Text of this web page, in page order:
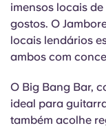
imensos locais
gostos. O
locais lendários
ambos com
O Big Bang Bar,
ideal para
também acolhe